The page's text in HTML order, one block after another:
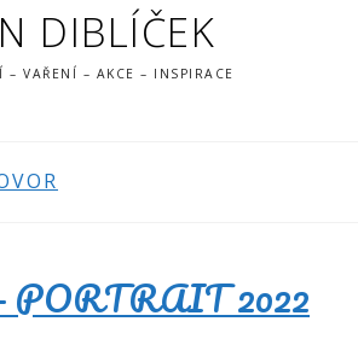
DIBLÍČEK
– VAŘENÍ – AKCE – INSPIRACE
PORTRAIT 2022